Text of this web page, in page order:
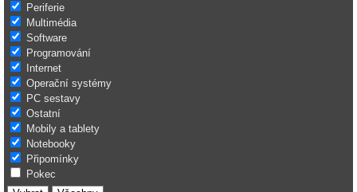
Periferie
Multimédia
Software
Programování
Internet
Operační systémy
PC sestavy
Ostatní
Mobily a tablety
Notebooky
Připomínky
Pokec